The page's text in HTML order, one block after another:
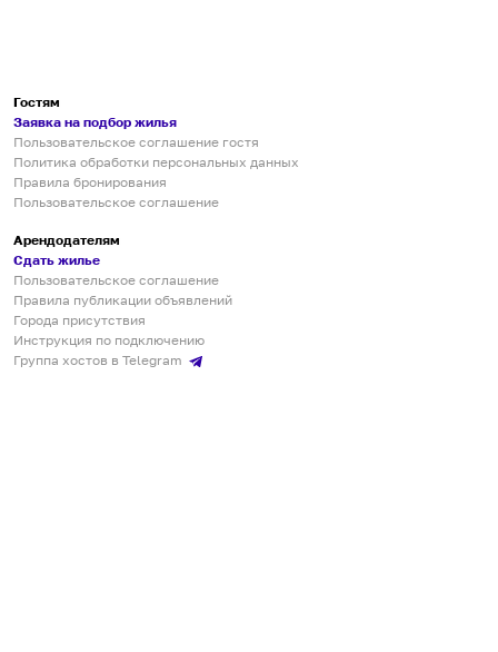
Гостям
Заявка на подбор жилья
Пользовательское соглашение гостя
Политика обработки персональных данных
Правила бронирования
Пользовательское соглашение
Арендодателям
Сдать жилье
Пользовательское соглашение
Правила публикации объявлений
Города присутствия
Инструкция по подключению
Группа хостов в Telegram